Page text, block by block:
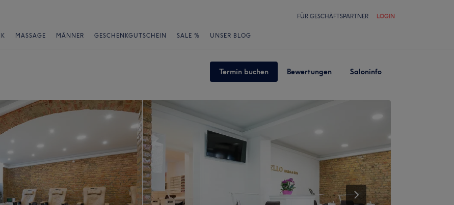
FÜR GESCHÄFTSPARTNER LOGIN
MASSAGE MÄNNER GESCHENKGUTSCHEIN SALE % UNSER BLOG
Termin buchen Bewertungen Saloninfo